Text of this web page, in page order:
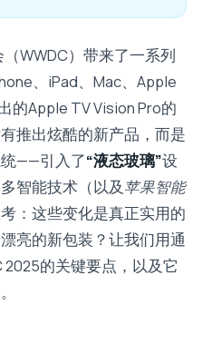
WWDC）带来了一系列
、iPad、Mac、Apple
的Apple TV Vision Pro的
推出炫酷的新产品，而是
——引入了“液态玻璃”设
智能技术（以及苹果智能
：这些变化是真正实用的
亮的新包装？让我们用通
的关键要点，以及它